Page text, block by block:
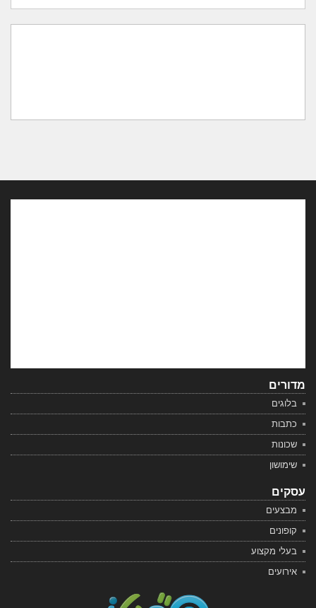
מדורים
בלוגים
כתבות
שכונות
שימושון
עסקים
מבצעים
קופונים
בעלי מקצוע
אירועים